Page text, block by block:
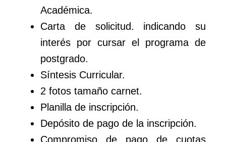
Académica.
Carta de solicitud. indicando su
interés por cursar el programa de
postgrado.
Síntesis Curricular.
2 fotos tamaño carnet.
Planilla de inscripción.
Depósito de pago de la inscripción.
Compromiso de pago de cuotas